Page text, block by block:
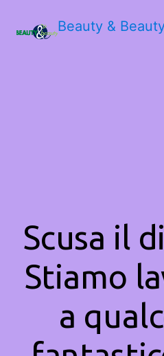
Beauty &
Scusa il
Stiamo
a